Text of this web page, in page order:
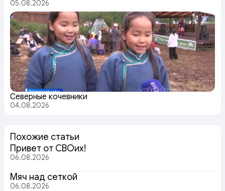
05.08.2026
Северные кочевники
04.08.2026
Похожие статьи
Привет от СВОих!
06.08.2026
Мяч над сеткой
06.08.2026